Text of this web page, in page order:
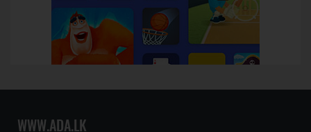
WWW.ADA.LK